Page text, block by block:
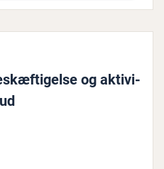
og ak­ti­vi­